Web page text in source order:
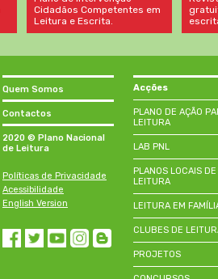
Cidadãos Competentes em
Leitura e Escrita.
Quem Somos
Contactos
2020 © Plano Nacional
de Leitura
Políticas de Privacidade
Acessibilidade
English Version
Acções
PLANO DE AÇÃO
LEITURA
LAB PNL
PLANOS LOCAIS DE
LEITURA
LEITURA EM
CLUBES DE
PROJETOS